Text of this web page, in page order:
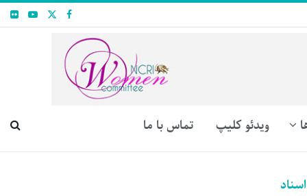
ویدئو کلیپ تماس با ما
اسناد